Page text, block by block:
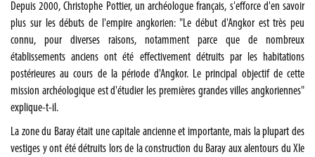
Depuis 2000, Christophe Pottier, un archéologue français, s'efforce d'en savoir
plus sur les débuts de l'empire angkorien: "Le début d'Angkor est très peu
connu, pour diverses raisons, notamment parce que de nombreux
établissements anciens ont été effectivement détruits par les habitations
postérieures au cours de la période d'Angkor. Le principal objectif de cette
mission archéologique est d'étudier les premières grandes villes angkoriennes"
explique-t-il.
La zone du Baray était une capitale ancienne et importante, mais la plupart des
vestiges y ont été détruits lors de la construction du Baray aux alentours du XIe